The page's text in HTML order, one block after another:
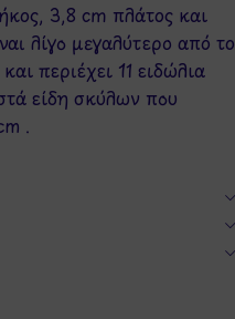
3,8 cm πλάτος και
λίγο μεγαλύτερο από το
περιέχει 11 ειδώλια
είδη σκύλων που
.